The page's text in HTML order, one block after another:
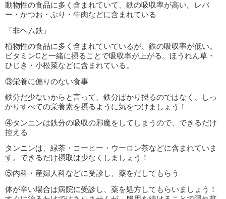
動物性の食品に多く含まれていて、鉄の吸収率が高い。レバ
ー・かつお・ぶり・牛肉などに含まれている
「非ヘム鉄」
植物性の食品に多く含まれていているが、鉄の吸収率が低い。
ビタミンCと一緒に摂ることで吸収率が上がる。ほうれん草・
ひじき・小松菜などに含まれている。
③栄養に偏りのない食事
鉄分だ少ないからと言って、鉄分ばかり摂るのではなく、しっ
かりすべての栄養素を摂るように気をつけましょう！
④タンニンは鉄分の吸収の邪魔をしてしまうので、できるだけ
控える
タンニンは、緑茶・コーヒー・ウーロン茶などに含まれていま
す。できるだけ摂取は少なくしましょう！
⑤内科・産婦人科などに受診し、薬をだしてもらう
体が辛い場合は病院に受診し、薬を処方してもらいましょう！